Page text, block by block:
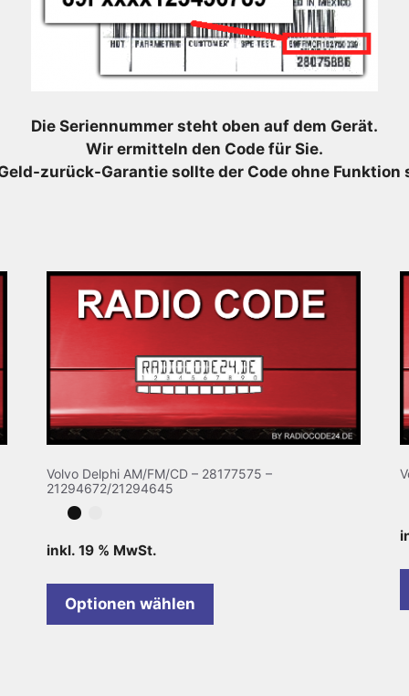
Die Seriennummer steht oben auf dem Gerät.
Wir ermitteln den Code für Sie.
zurück-Garantie sollte der Code ohne Funktion
Volvo Delphi AM/FM/CD – 28177575 –
21294672/21294645
inkl. 19 % MwSt.
Optionen wählen